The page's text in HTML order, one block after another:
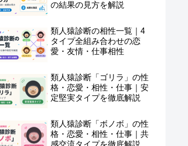
の結果の見方を解説
類人猿診断の相性一覧｜4
タイプ全組み合わせの恋
愛・友情・仕事相性
類人猿診断「ゴリラ」の性
格・恋愛・相性・仕事｜安
定堅実タイプを徹底解説
類人猿診断「ボノボ」の性
格・恋愛・相性・仕事｜共
感交流タイプを徹底解説